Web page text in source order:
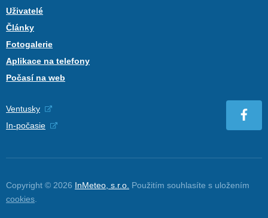
Uživatelé
Články
Fotogalerie
Aplikace na telefony
Počasí na web
Ventusky
In-počasie
Copyright © 2026 InMeteo, s.r.o. Použitím souhlasíte s uložením
cookies